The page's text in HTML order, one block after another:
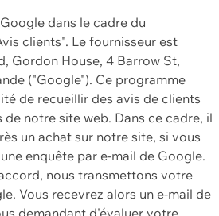
dans le cadre du
clients". Le fournisseur est
Gordon House, 4 Barrow St,
("Google"). Ce programme
de recueillir des avis de clients
notre site web. Dans ce cadre, il
un achat sur notre site, si vous
enquête par e-mail de Google.
nous transmettons votre
Vous recevrez alors un e-mail de